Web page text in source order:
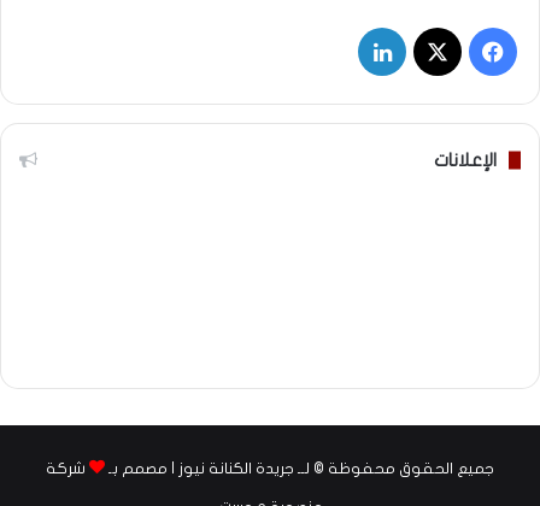
فيسبوك
‫X لينكدإن
الإعلانات
جميع الحقوق محفوظة © لــ جريدة الكنانة نيوز | مصمم بـ شركة